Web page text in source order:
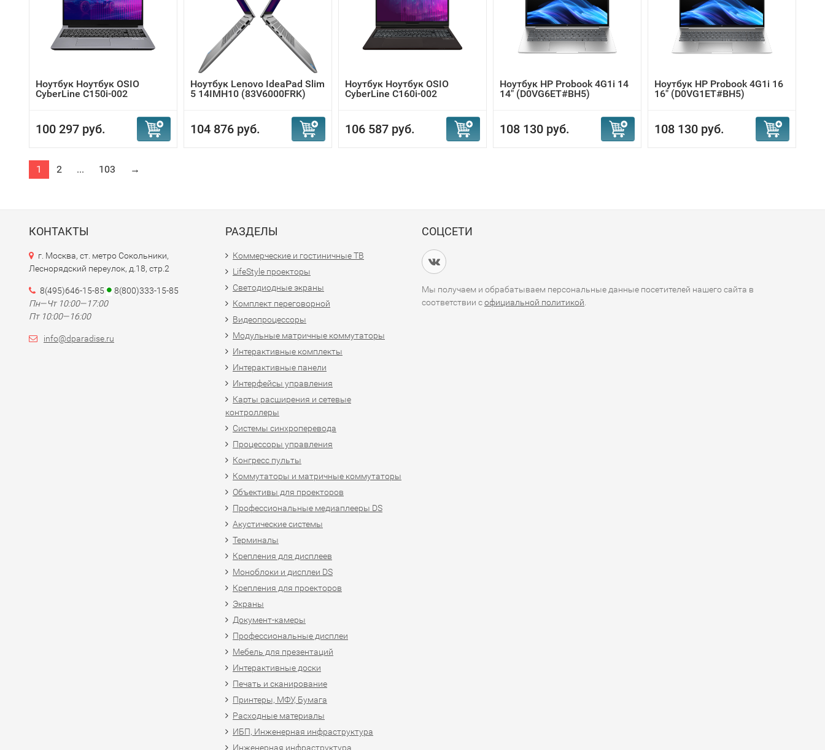
Ноутбук Ноутбук OSIO
CyberLine C150i-002
100 297 руб.
Ноутбук Lenovo IdeaPad Slim
5 14IMH10 (83V6000FRK)
104 876 руб.
Ноутбук Ноутбук OSIO
CyberLine C160i-002
106 587 руб.
Ноутбук HP Probook 4G1i 14
14" (D0VG6ET#BH5)
108 130 руб.
Ноутбук HP Probook 4G1i 16
16" (D0VG1ET#BH5)
108 130 руб.
1 2 ... 103 →
КОНТАКТЫ
г. Москва, ст. метро Сокольники,
Леснорядский переулок, д.18, стр.2
8(495)646-15-85
8(800)333-15-85
Пн—Чт 10:00—17:00
Пт 10:00—16:00
info@dparadise.ru
РАЗДЕЛЫ
Коммерческие и гостиничные ТВ
LifeStyle проекторы
Светодиодные экраны
Комплект переговорной
Видеопроцессоры
Модульные матричные коммутаторы
Интерактивные комплекты
Интерактивные панели
Интерфейсы управления
Карты расширения и сетевые
контроллеры
Системы синхроперевода
Процессоры управления
Конгресс пульты
Коммутаторы и матричные коммутаторы
Объективы для проекторов
Профессиональные медиаплееры DS
Акустические системы
Терминалы
Крепления для дисплеев
Моноблоки и дисплеи DS
Крепления для проекторов
Экраны
Документ-камеры
Профессиональные дисплеи
Мебель для презентаций
Интерактивные доски
Печать и сканирование
Принтеры, МФУ, Бумага
Расходные материалы
ИБП, Инженерная инфраструктура
Инженерная инфраструктура
СОЦСЕТИ
Мы получаем и обрабатываем персональные данные посетителей нашего сайта в
соответствии софициальной политикой